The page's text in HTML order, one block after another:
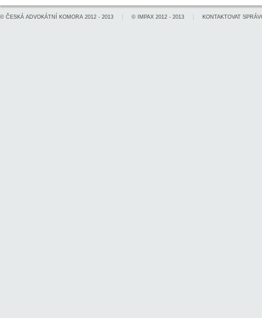
© ČESKÁ ADVOKÁTNÍ KOMORA 2012 - 2013 © IMPAX 2012 - 2013 KONTAKTOVAT